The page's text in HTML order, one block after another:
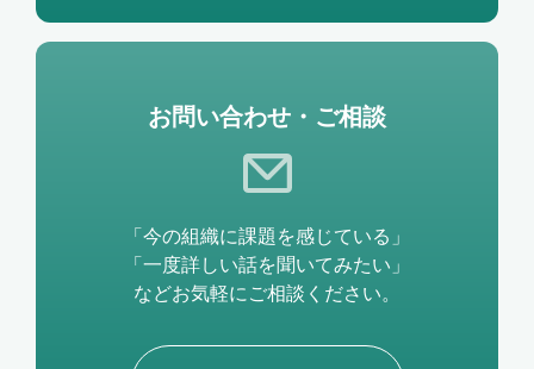
お問い合わせ・ご相談
「今の組織に課題を感じている」
「一度詳しい話を聞いてみたい」
などお気軽にご相談ください。